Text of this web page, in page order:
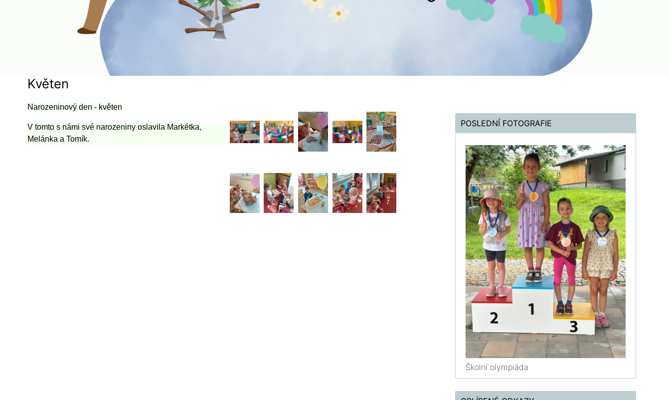
Květen
Narozeninový den - květen
V tomto s námi své narozeniny oslavila Markétka,
Melánka a Tomík.
POSLEDNÍ FOTOGRAFIE
Školní olympiáda